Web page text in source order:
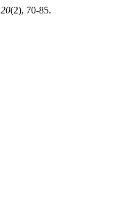
20(2), 70-85.